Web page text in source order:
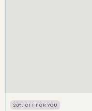
20% OFF FOR YOU